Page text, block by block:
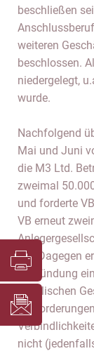
beschließen
weiteren
beschlossen.
niedergelegt,
wurde.
Nachfolgend
Mai und Juni
die M3 Ltd.
zweimal
und forderte
VB erneut
KG. Dagegen
Begründung
israelischen
nicht